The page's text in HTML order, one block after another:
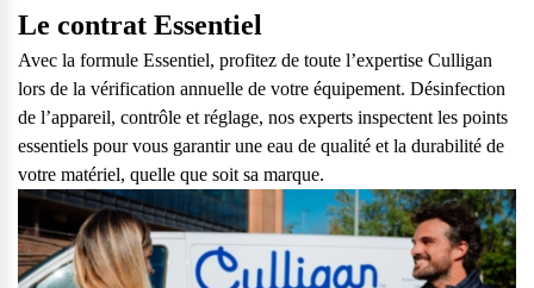
Le contrat Essentiel
Avec la formule Essentiel, profitez de toute l’expertise Culligan
lors de la vérification annuelle de votre équipement. Désinfection
de l’appareil, contrôle et réglage, nos experts inspectent les points
essentiels pour vous garantir une eau de qualité et la durabilité de
votre matériel, quelle que soit sa marque.